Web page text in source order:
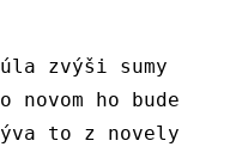
zvýši sumy
novom ho bude
to z novely